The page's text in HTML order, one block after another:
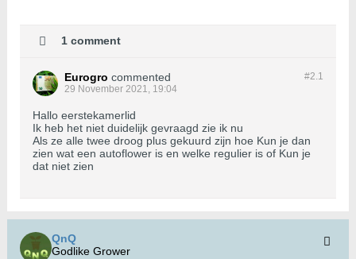
1 comment
#2.1
Eurogro commented
29 November 2021, 19:04
Hallo eerstekamerlid
Ik heb het niet duidelijk gevraagd zie ik nu
Als ze alle twee droog plus gekuurd zijn hoe Kun je dan
zien wat een autoflower is en welke regulier is of Kun je
dat niet zien
QnQ
Godlike Grower